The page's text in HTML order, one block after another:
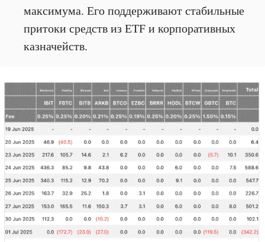
максимума. Его поддерживают стабильные
притоки средств из ETF и корпоративных
казначейств.